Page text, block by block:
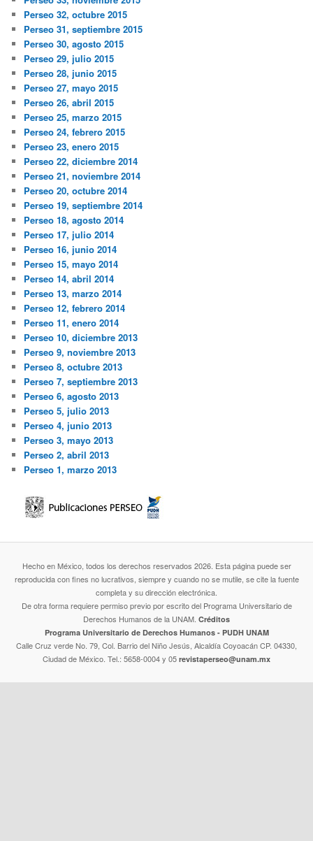
Perseo 32, octubre 2015
Perseo 31, septiembre 2015
Perseo 30, agosto 2015
Perseo 29, julio 2015
Perseo 28, junio 2015
Perseo 27, mayo 2015
Perseo 26, abril 2015
Perseo 25, marzo 2015
Perseo 24, febrero 2015
Perseo 23, enero 2015
Perseo 22, diciembre 2014
Perseo 21, noviembre 2014
Perseo 20, octubre 2014
Perseo 19, septiembre 2014
Perseo 18, agosto 2014
Perseo 17, julio 2014
Perseo 16, junio 2014
Perseo 15, mayo 2014
Perseo 14, abril 2014
Perseo 13, marzo 2014
Perseo 12, febrero 2014
Perseo 11, enero 2014
Perseo 10, diciembre 2013
Perseo 9, noviembre 2013
Perseo 8, octubre 2013
Perseo 7, septiembre 2013
Perseo 6, agosto 2013
Perseo 5, julio 2013
Perseo 4, junio 2013
Perseo 3, mayo 2013
Perseo 2, abril 2013
Perseo 1, marzo 2013
Hecho en México, todos los derechos reservados 2026. Esta página puede ser
reproducida con fines no lucrativos, siempre y cuando no se mutile, se cite la fuente
completa y su dirección electrónica.
De otra forma requiere permiso previo por escrito del Programa Universitario de
Derechos Humanos de la UNAM. Créditos
Programa Universitario de Derechos Humanos - PUDH UNAM
Calle Cruz verde No. 79, Col. Barrio del Niño Jesús, Alcaldía Coyoacán CP. 04330,
Ciudad de México. Tel.: 5658-0004 y 05 revistaperseo@unam.mx